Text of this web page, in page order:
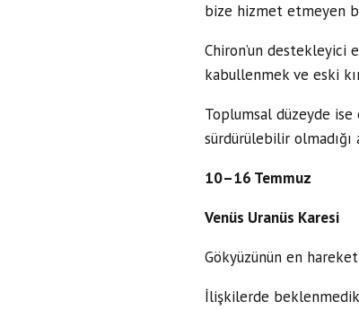
bize hizmet etmeyen
Chiron’un destekleyici
kabullenmek ve eski
Toplumsal düzeyde
sürdürülebilir
10–16 Temmuz
Venüs Uranüs Karesi
Gökyüzünün en
İlişkilerde beklenmedik